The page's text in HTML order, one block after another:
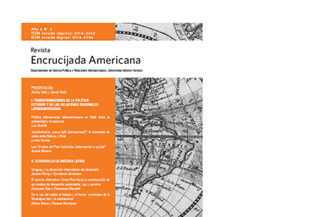
Barra
lateral
del
artículo